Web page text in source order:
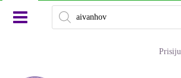
Products
search